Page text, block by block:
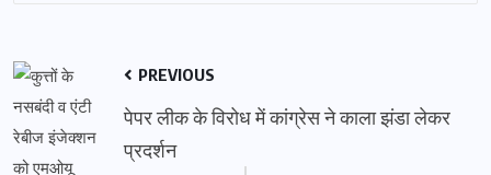
PREVIOUS
पेपर लीक के विरोध में कांग्रेस ने काला झंडा लेकर
प्रदर्शन